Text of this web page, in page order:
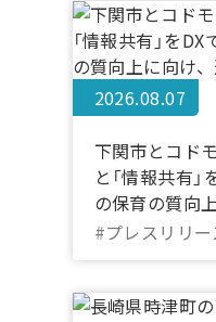
2026.08.07
下関市とコド
と「情報共有
の保育の質向
締結
#プレスリリー